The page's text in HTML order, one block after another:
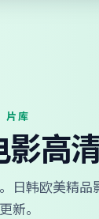
库
影高
日韩欧美精
新。